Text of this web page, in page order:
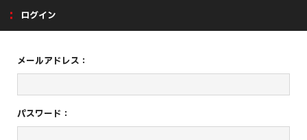
ログイン
メールアドレス：
パスワード：